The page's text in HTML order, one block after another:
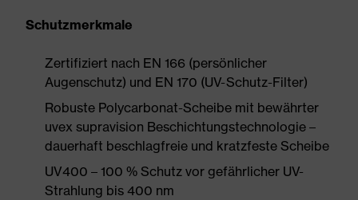
Schutzmerkmale
Zertifiziert nach EN 166 (persönlicher
Augenschutz) und EN 170 (UV-Schutz-Filter)
Robuste Polycarbonat-Scheibe mit bewährter
uvex supravision Beschichtungstechnologie –
dauerhaft beschlagfreie und kratzfeste Scheibe
UV400 – 100 % Schutz vor gefährlicher UV-
Strahlung bis 400 nm